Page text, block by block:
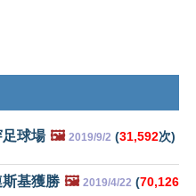
球場 🖼️ 2019/9/2 (31,592次)
基獲勝 🖼️ 2019/4/22 (70,126